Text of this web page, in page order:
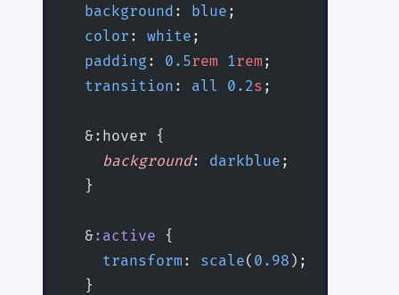
  background
: blue ;
  color
: white ;
  padding
: 0.5rem 1rem ;
  transition
: all 0.2s ;
  &:hover {
    background
: darkblue ;
  }
  &
:active {
    transform
: scale( 0.98 );
  }